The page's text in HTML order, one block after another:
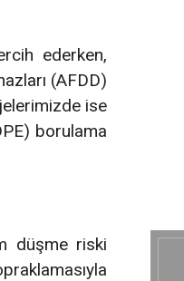
ederken,
(AFDD)
ise
borulama
düşme riski